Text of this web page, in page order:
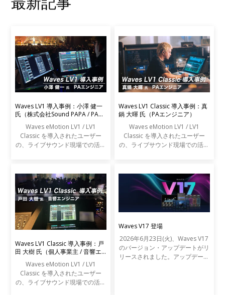
Waves LV1 導入事例：小澤 健一
氏（株式会社Sound PAPA / PAエ
Waves eMotion LV1 / LV1
Classic を導入されたユーザー
の、ライブサウンド現場での活用
Waves LV1 Classic 導入事例：真
鍋 大暉 氏（PAエンジニア）
Waves eMotion LV1 / LV1
Classic を導入されたユーザー
の、ライブサウンド現場での活用
Waves LV1 Classic 導入事例：戸
田 大樹 氏（個人事業主 / 音響エ
Waves eMotion LV1 / LV1
Classic を導入されたユーザー
の、ライブサウンド現場での活用
Waves V17 登場
2026年6月23日(火)、Waves V17
のバージョン・アップデートがリ
リースされました。アップデート